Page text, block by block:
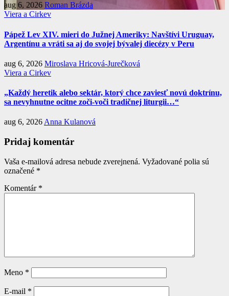
aug 6, 2026 Roman Brázda
Viera a Cirkev
Pápež Lev XIV. mieri do Južnej Ameriky: Navštívi Uruguay,
Argentínu a vráti sa aj do svojej bývalej diecézy v Peru
aug 6, 2026 Miroslava Hricová-Jurečková
Viera a Cirkev
„Každý heretik alebo sektár, ktorý chce zaviesť novú doktrínu,
sa nevyhnutne ocitne zoči-voči tradičnej liturgii…“
aug 6, 2026Anna Kulanová
Pridaj komentár
Vaša e-mailová adresa nebude zverejnená. Vyžadované polia sú
označené *
Komentár *
Meno *
E-mail *